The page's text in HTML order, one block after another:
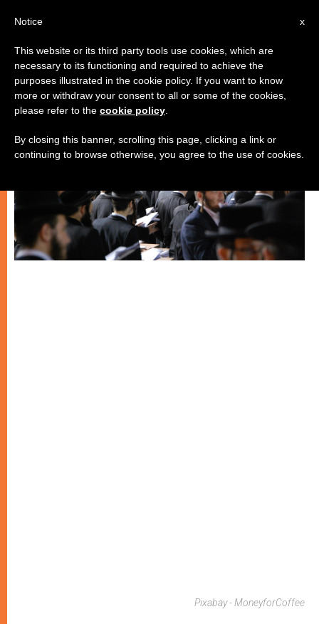
CHIESE LOCALI
Pixabay - MoneyforCoffee
x
Notice
This website or its third party tools use cookies, which are
necessary to its functioning and required to achieve the
purposes illustrated in the cookie policy. If you want to know
more or withdraw your consent to all or some of the cookies,
please refer to the cookie policy
By closing this banner, scrolling this page, clicking a link or
continuing to browse otherwise, you agree to the use of cookies.